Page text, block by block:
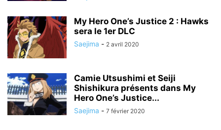
My Hero One’s Justice 2 : Hawks
sera le 1er DLC
Saejima - 2 avril 2020
Camie Utsushimi et Seiji
Shishikura présents dans My
Hero One’s Justice...
Saejima - 7 février 2020